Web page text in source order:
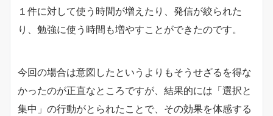
１件に対して使う時間が増えたり、発信が絞られた
り、勉強に使う時間も増やすことができたのです。
今回の場合は意図したというよりもそうせざるを得な
かったのが正直なところですが、結果的には「選択と
集中」の行動がとられたことで、その効果を体感する